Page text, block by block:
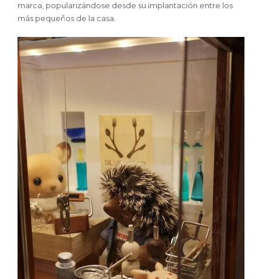
marca, popularizándose desde su implantación entre los
más pequeños de la casa.